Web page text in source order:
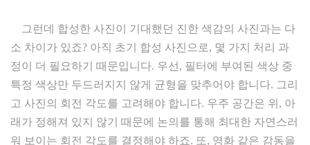
그런데 합성한 사진이 기대했던 진한 색감의 사진과는 다
소 차이가 있죠? 아직 초기 합성 사진으로, 몇 가지 처리 과
정이 더 필요하기 때문입니다. 우선, 필터에 부여된 색상 중
특정 색상만 두드러지지 않게 균형을 맞추어야 합니다. 그리
고 사진의 회전 각도를 고려해야 합니다. 우주 공간은 위, 아
래가 정해져 있지 않기 때문에 논의를 통해 최대한 자연스러
워 보이는 회전 각도를 결정해야 하죠. 또, 영화 같은 감동을